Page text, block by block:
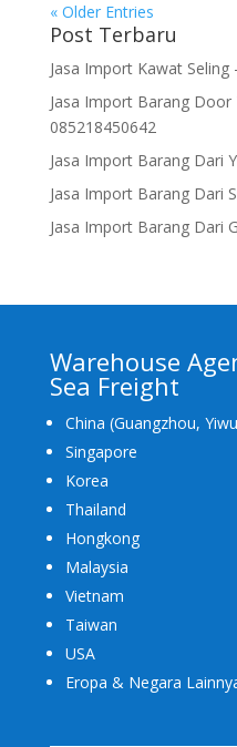
« Older Entries
Post Terbaru
Jasa Import Kawat Seling
Jasa Import Barang
085218450642
Jasa Import Barang Dari
Jasa Import Barang Dari
Jasa Import Barang Dari
Warehouse
Sea Freight
China (Guangzhou,
Singapore
Korea
Thailand
Hongkong
Malaysia
Vietnam
Taiwan
USA
Eropa & Negara